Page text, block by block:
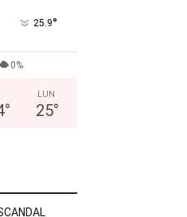
25.9°
0%
°
LUN
25°